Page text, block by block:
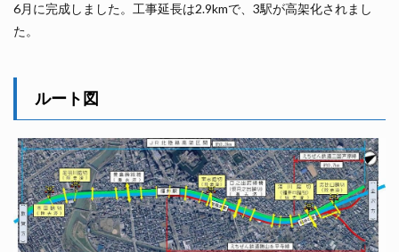
6月に完成しました。工事延長は2.9kmで、3駅が高架化されまし
た。
ルート図